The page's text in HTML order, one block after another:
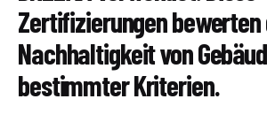
Zertifizierungen bewerten
Nachhaltigkeit von
bestimmter Kriterien.